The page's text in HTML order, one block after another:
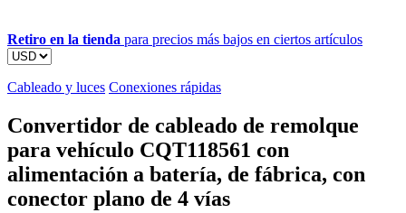
Retiro en la tienda para precios más bajos en ciertos artículos
Cableado y luces Conexiones rápidas
Convertidor de cableado de remolque
para vehículo CQT118561 con
alimentación a batería, de fábrica, con
conector plano de 4 vías